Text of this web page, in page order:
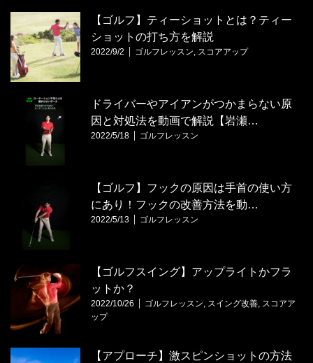
【ゴルフ】ティーショットとは？ティー
ショットの打ち方を解説
2022/9/2 ゴルフレッスン, スコアアップ
ドライバーやアイアンがつかまらない原
因と対処法を動画で解説【岩瀬…
2022/5/18 ゴルフレッスン
【ゴルフ】フックの原因は手首の使い方
にあり！フックの改善方法を動…
2022/5/13 ゴルフレッスン
【ゴルフスイング】アップライトかフラ
ットか？
2022/10/26 ゴルフレッスン, スイング改善, スコアア
ップ
【アプローチ】激スピンショットの方法